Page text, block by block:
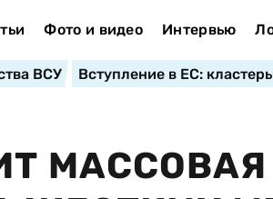
Фото и видео Интервью
ВСУ Вступление в ЕС:
МАССОВАЯ